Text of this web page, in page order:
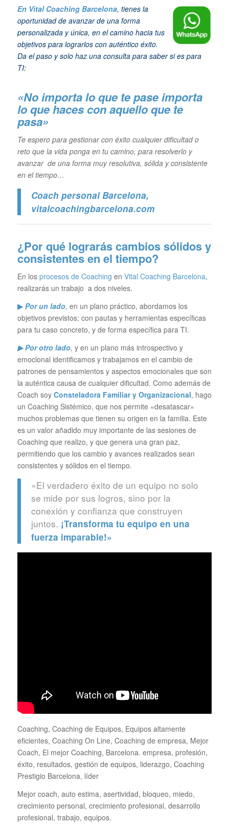
En Vital Coaching Barcelona, tienes la
oportunidad de avanzar de una forma
personalizada y única, en el camino hacia tus
objetivos para lograrlos con auténtico éxito.
Da el paso y solo haz una consulta para saber si es para
TI:
«No importa lo que te pase importa
lo que haces con aquello que te
pasa»
Te espero para gestionar con éxito cualquier dificultad o
reto que la vida ponga en tu camino, para resolverlo y
avanzar de una forma muy resolutiva, sólida y consistente
en el tiempo…
Coach personal Barcelona,
vitalcoachingbarcelona.com
¿Por qué lograrás cambios sólidos y
consistentes en el tiempo?
En los procesos de Coaching en Vital Coaching Barcelona,
realizarás un trabajo a dos niveles.
▶Por un lado, en un plano práctico, abordamos los
objetivos previstos; con pautas y herramientas específicas
para tu caso concreto, y de forma específica para TI.
▶ Por otro lado, y en un plano más introspectivo y
emocional identificamos y trabajamos en el cambio de
patrones de pensamientos y aspectos emocionales que son
la auténtica causa de cualquier dificultad. Como además de
Coach soy Consteladora Familiar y Organizacional, hago
un Coaching Sistémico, que nos permite «desatascar»
muchos problemas que tienen su origen en la familia. Este
es un valor añadido muy importante de las sesiones de
Coaching que realizo, y que genera una gran paz,
permitiendo que los cambio y avances realizados sean
consistentes y sólidos en el tiempo.
«El verdadero éxito de un equipo no solo
se mide por sus logros, sino por la
conexión y confianza que construyen
juntos. ¡Transforma tu equipo en una
fuerza imparable!»
Coaching, Coaching de Equipos, Equipos altamente
eficientes, Coaching On Line, Coaching de empresa, Mejor
Coach, El mejor Coaching, Barcelona. empresa, profesión,
éxito, resultados, gestión de equipos, liderazgo, Coaching
Prestigio Barcelona, líder
Mejor coach, auto estima, asertividad, bloqueo, miedo,
crecimiento personal, crecimiento profesional, desarrollo
profesional, trabajo, equipos.